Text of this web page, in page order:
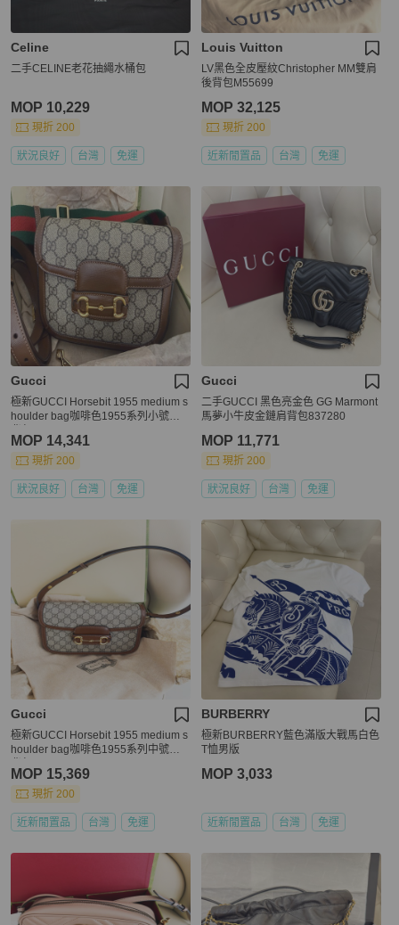
Celine
二手CELINE老花抽繩水桶包
MOP 10,229
現折 200
狀況良好 台灣 免運
Louis Vuitton
LV黑色全皮壓紋Christopher MM雙肩
後背包M55699
MOP 32,125
現折 200
近新閒置品 台灣 免運
Gucci
極新GUCCI Horsebit 1955 medium s
houlder bag咖啡色1955系列小號斜
MOP 14,341
現折 200
狀況良好 台灣 免運
Gucci
二手GUCCI 黑色亮金色 GG Marmont
馬夢小牛皮金鏈肩背包837280
MOP 11,771
現折 200
狀況良好 台灣 免運
Gucci
極新GUCCI Horsebit 1955 medium s
houlder bag咖啡色1955系列中號斜
MOP 15,369
現折 200
近新閒置品 台灣 免運
BURBERRY
極新BURBERRY藍色滿版大戰馬白色
T恤男版
MOP 3,033
近新閒置品 台灣 免運